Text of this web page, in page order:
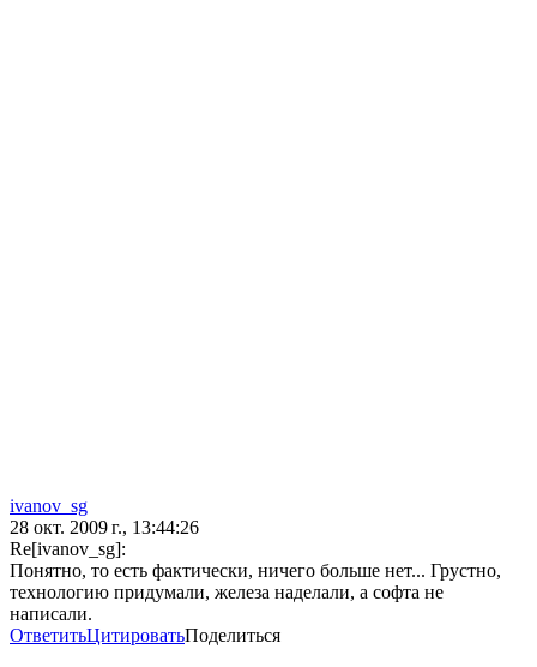
ivanov_sg
28 окт. 2009 г., 13:44:26
Re[ivanov_sg]:
Понятно, то есть фактически, ничего больше нет... Грустно,
технологию придумали, железа наделали, а софта не
написали.
ОтветитьЦитироватьПоделиться